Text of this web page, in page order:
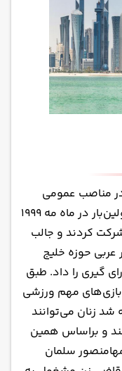
مناصب عمومی
مشغول کار باشند. زنان قطری، برای اولین‌بار در ماه مه ۱۹۹۹
کردند و جالب
حوزه خلیج
گیری را داد. طبق
مهم ورزشی
شد زنان می‌توانند
و براساس همین
سلمان